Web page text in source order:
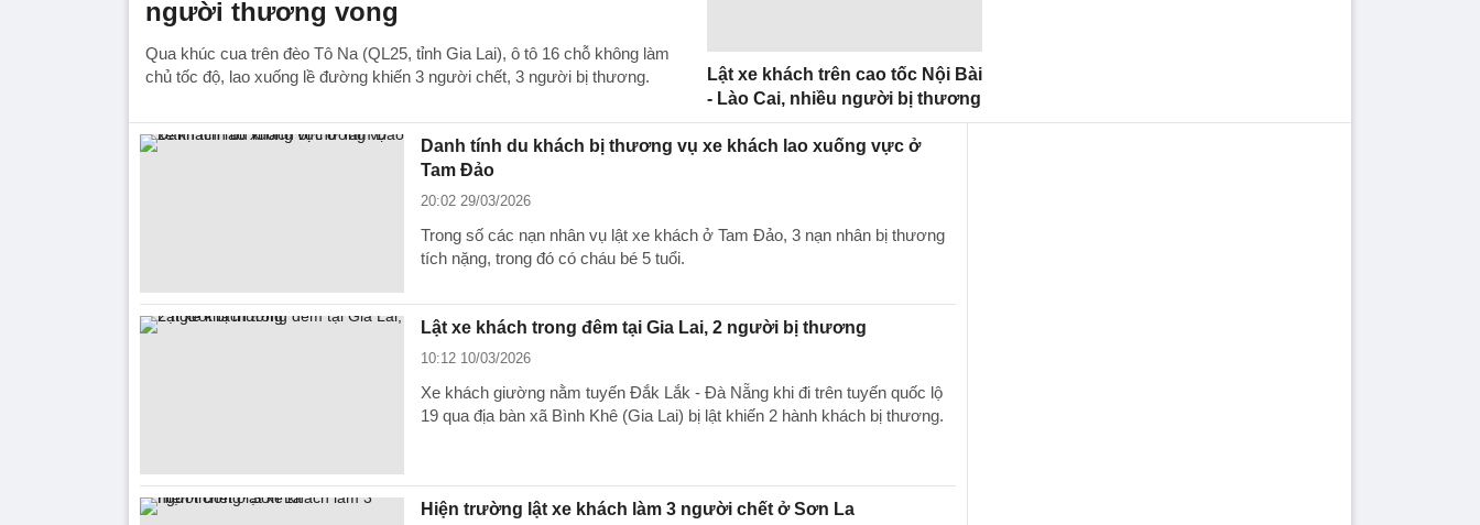
người thương vong
Qua khúc cua trên đèo Tô Na (QL25, tỉnh Gia Lai), ô tô 16 chỗ không làm
chủ tốc độ, lao xuống lề đường khiến 3 người chết, 3 người bị thương.
Lật xe khách trên cao tốc Nội Bài
- Lào Cai, nhiều người bị thương
Danh tính du khách bị thương vụ xe khách lao xuống vực ở
Tam Đảo
20:02 29/03/2026
Trong số các nạn nhân vụ lật xe khách ở Tam Đảo, 3 nạn nhân bị thương
tích nặng, trong đó có cháu bé 5 tuổi.
Lật xe khách trong đêm tại Gia Lai, 2 người bị thương
10:12 10/03/2026
Xe khách giường nằm tuyến Đắk Lắk - Đà Nẵng khi đi trên tuyến quốc lộ
19 qua địa bàn xã Bình Khê (Gia Lai) bị lật khiến 2 hành khách bị thương.
Hiện trường lật xe khách làm 3 người chết ở Sơn La